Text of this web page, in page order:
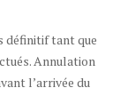
définitif tant que
Annulation
l’arrivée du